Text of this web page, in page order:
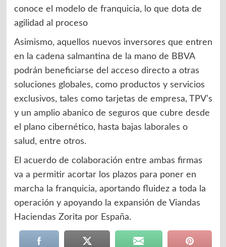
conoce el modelo de franquicia, lo que dota de
agilidad al proceso
Asimismo, aquellos nuevos inversores que entren
en la cadena salmantina de la mano de BBVA
podrán beneficiarse del acceso directo a otras
soluciones globales, como productos y servicios
exclusivos, tales como tarjetas de empresa, TPV’s
y un amplio abanico de seguros que cubre desde
el plano cibernético, hasta bajas laborales o
salud, entre otros.
El acuerdo de colaboración entre ambas firmas
va a permitir acortar los plazos para poner en
marcha la franquicia, aportando fluidez a toda la
operación y apoyando la expansión de Viandas
Haciendas Zorita por España.